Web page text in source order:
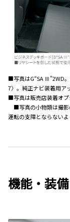
■写真はG“SA Ⅲ”2WD
7〉。純正ナビ装着用ア
■写真は販売店装着オプ
■写真の小物類は撮
運転の支障とならない
機能・装備